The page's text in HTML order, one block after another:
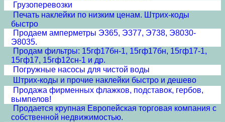
Грузоперевозки
Печать наклейки по низким ценам. Штрих-коды
быстро
Продаем амперметры Э365, Э377, Э738, Э8030-
Э8035.
Продам фильтры: 15гф17бн-1, 15гф17бн, 15гф17-1,
15гф17, 15гф12сн-1 и др.
Погружные насосы для чистой воды
Штрих-коды и прочие наклейки быстро и дешево
Продажа фирменных флажков, подставок, гербов,
вымпелов!
Продается крупная Европейская торговая компания с
собственной недвижимостью.